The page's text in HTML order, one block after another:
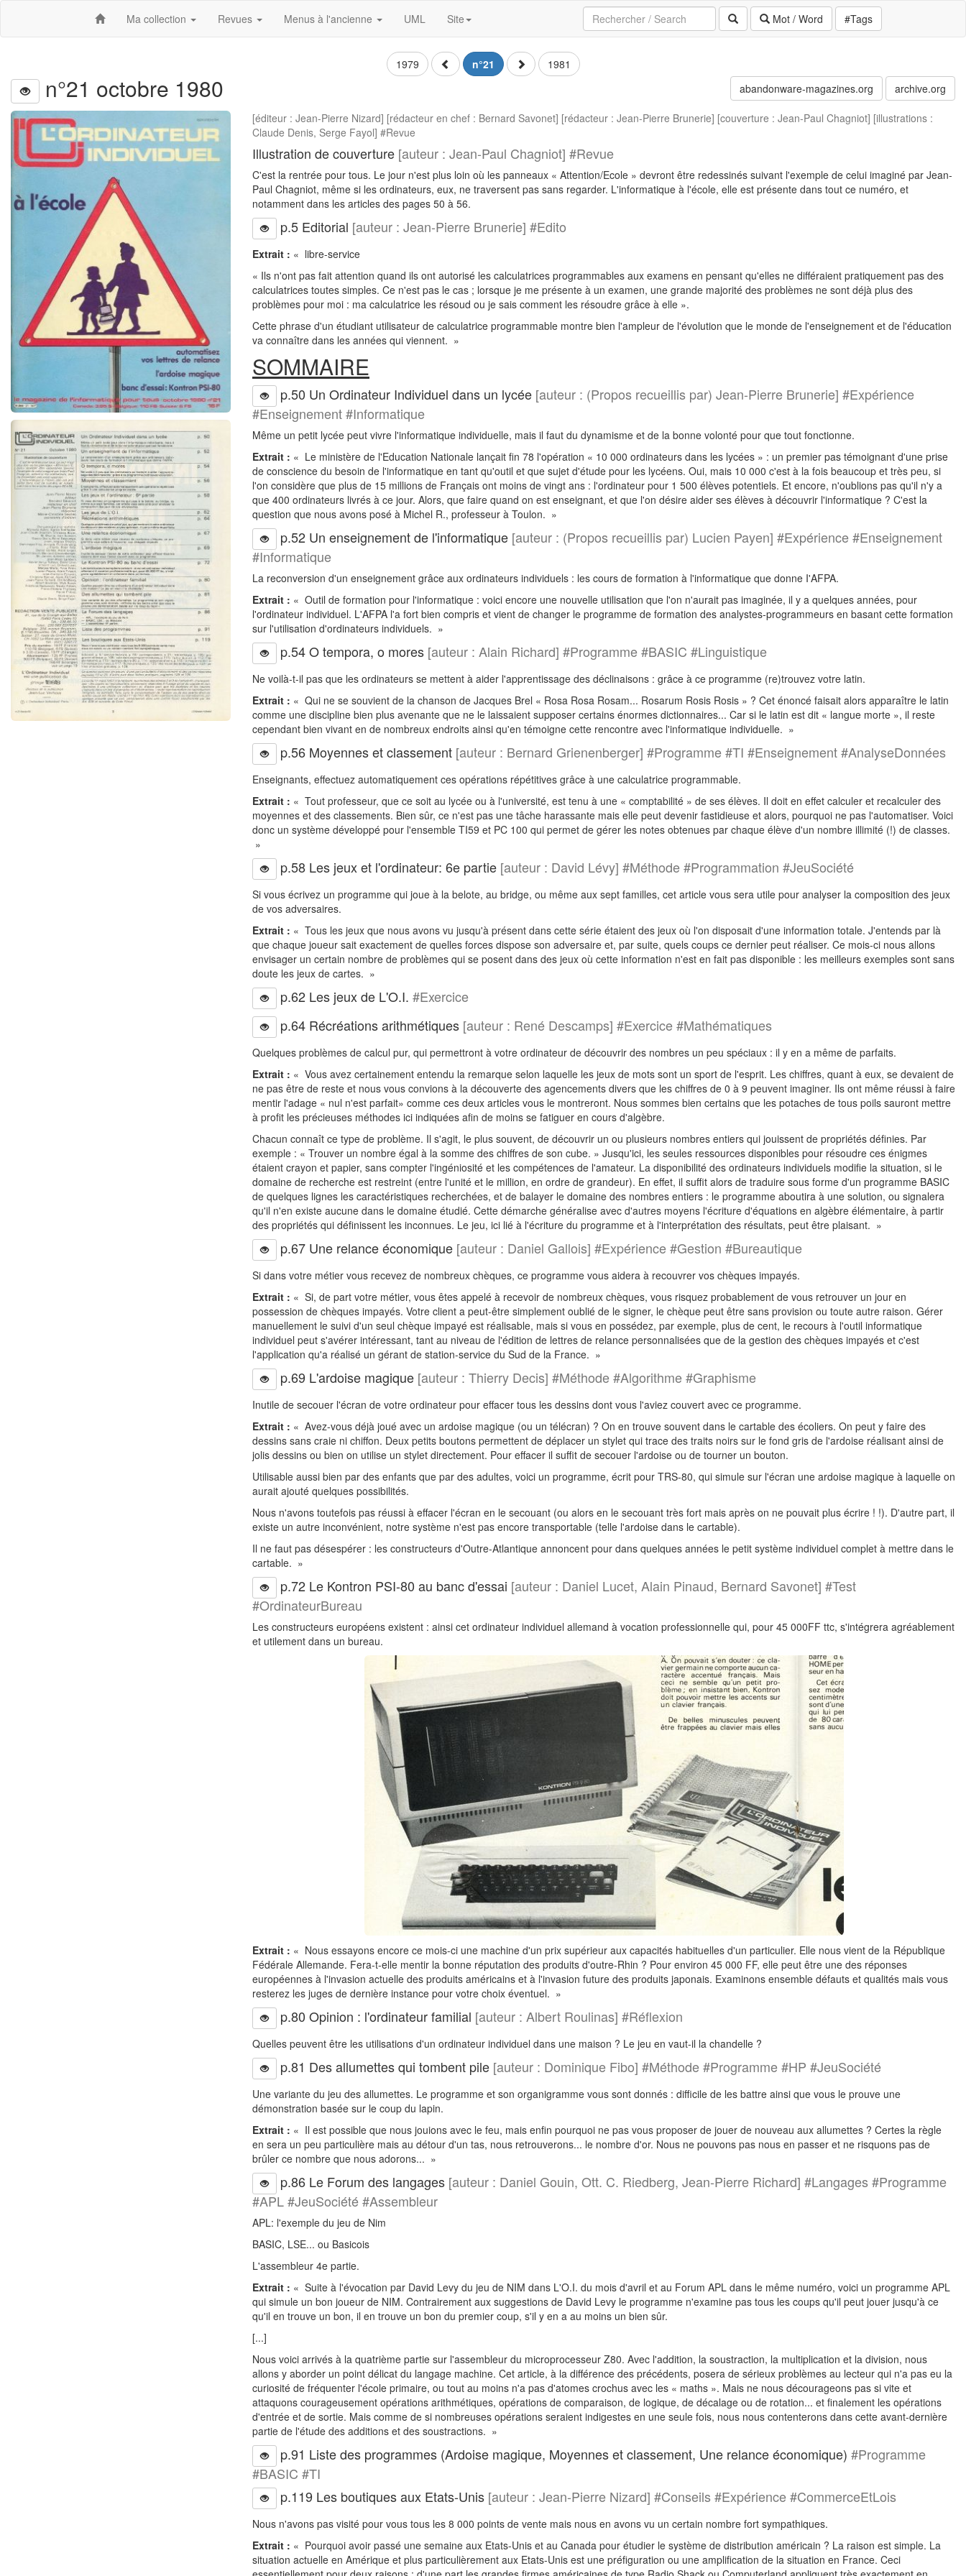
Ma collection Revues Menus à l'ancienne UML Site Mot / Word #Tags
1979 n°21 1981
n°21 octobre 1980 abandonware-magazines.org archive.org
[éditeur : Jean-Pierre Nizard] [rédacteur en chef : Bernard Savonet] [rédacteur : Jean-Pierre Brunerie] [couverture : Jean-Paul Chagniot] [illustrations :
Claude Denis, Serge Fayol] #Revue
Illustration de couverture [auteur : Jean-Paul Chagniot] #Revue
C'est la rentrée pour tous. Le jour n'est plus loin où les panneaux « Attention/Ecole » devront être redessinés suivant l'exemple de celui imaginé par Jean-
Paul Chagniot, même si les ordinateurs, eux, ne traversent pas sans regarder. L'informatique à l'école, elle est présente dans tout ce numéro, et
notamment dans les articles des pages 50 à 56.
p.5 Editorial [auteur : Jean-Pierre Brunerie] #Edito
Extrait : « libre-service
« Ils n'ont pas fait attention quand ils ont autorisé les calculatrices programmables aux examens en pensant qu'elles ne différaient pratiquement pas des
calculatrices toutes simples. Ce n'est pas le cas ; lorsque je me présente à un examen, une grande majorité des problèmes ne sont déjà plus des
problèmes pour moi : ma calculatrice les résoud ou je sais comment les résoudre grâce à elle ».
Cette phrase d'un étudiant utilisateur de calculatrice programmable montre bien l'ampleur de l'évolution que le monde de l'enseignement et de l'éducation
va connaître dans les années qui viennent. »
SOMMAIRE
p.50 Un Ordinateur Individuel dans un lycée [auteur : (Propos recueillis par) Jean-Pierre Brunerie] #Expérience
#Enseignement #Informatique
Même un petit lycée peut vivre l'informatique individuelle, mais il faut du dynamisme et de la bonne volonté pour que tout fonctionne.
Extrait : « Le ministère de l'Education Nationale lançait fin 78 l'opération « 10 000 ordinateurs dans les lycées » : un premier pas témoignant d'une prise
de conscience du besoin de l'informatique en tant qu'outil et que sujet d'étude pour les lycéens. Oui, mais 10 000 c'est à la fois beaucoup et très peu, si
l'on considère que plus de 15 millions de Français ont moins de vingt ans : l'ordinateur pour 1 500 élèves potentiels. Et encore, n'oublions pas qu'il n'y a
que 400 ordinateurs livrés à ce jour. Alors, que faire quand on est enseignant, et que l'on désire aider ses élèves à découvrir l'informatique ? C'est la
question que nous avons posé à Michel R., professeur à Toulon. »
p.52 Un enseignement de l'informatique [auteur : (Propos recueillis par) Lucien Payen] #Expérience #Enseignement
#Informatique
La reconversion d'un enseignement grâce aux ordinateurs individuels : les cours de formation à l'informatique que donne I'AFPA.
Extrait : « Outil de formation pour l'informatique : voici encore une nouvelle utilisation que l'on n'aurait pas imaginée, il y a quelques années, pour
l'ordinateur individuel. L'AFPA l'a fort bien compris et vient de changer le programme de formation des analystes-programmeurs en basant cette formation
sur l'utilisation d'ordinateurs individuels. »
p.54 O tempora, o mores [auteur : Alain Richard] #Programme #BASIC #Linguistique
Ne voilà-t-il pas que les ordinateurs se mettent à aider l'apprentissage des déclinaisons : grâce à ce programme (re)trouvez votre latin.
Extrait : « Qui ne se souvient de la chanson de Jacques Brel « Rosa Rosa Rosam... Rosarum Rosis Rosis » ? Cet énoncé faisait alors apparaître le latin
comme une discipline bien plus avenante que ne le laissaient supposer certains énormes dictionnaires... Car si le latin est dit « langue morte », il reste
cependant bien vivant en de nombreux endroits ainsi qu'en témoigne cette rencontre avec l'informatique individuelle. »
p.56 Moyennes et classement [auteur : Bernard Grienenberger] #Programme #TI #Enseignement #AnalyseDonnées
Enseignants, effectuez automatiquement ces opérations répétitives grâce à une calculatrice programmable.
Extrait : « Tout professeur, que ce soit au lycée ou à l'université, est tenu à une « comptabilité » de ses élèves. Il doit en effet calculer et recalculer des
moyennes et des classements. Bien sûr, ce n'est pas une tâche harassante mais elle peut devenir fastidieuse et alors, pourquoi ne pas l'automatiser. Voici
donc un système développé pour l'ensemble TI59 et PC 100 qui permet de gérer les notes obtenues par chaque élève d'un nombre illimité (!) de classes.
»
p.58 Les jeux et l'ordinateur: 6e partie [auteur : David Lévy] #Méthode #Programmation #JeuSociété
Si vous écrivez un programme qui joue à la belote, au bridge, ou même aux sept familles, cet article vous sera utile pour analyser la composition des jeux
de vos adversaires.
Extrait : « Tous les jeux que nous avons vu jusqu'à présent dans cette série étaient des jeux où l'on disposait d'une information totale. J'entends par là
que chaque joueur sait exactement de quelles forces dispose son adversaire et, par suite, quels coups ce dernier peut réaliser. Ce mois-ci nous allons
envisager un certain nombre de problèmes qui se posent dans des jeux où cette information n'est en fait pas disponible : les meilleurs exemples sont sans
doute les jeux de cartes. »
p.62 Les jeux de L'O.I. #Exercice
p.64 Récréations arithmétiques [auteur : René Descamps] #Exercice #Mathématiques
Quelques problèmes de calcul pur, qui permettront à votre ordinateur de découvrir des nombres un peu spéciaux : il y en a même de parfaits.
Extrait : « Vous avez certainement entendu la remarque selon laquelle les jeux de mots sont un sport de l'esprit. Les chiffres, quant à eux, se devaient de
ne pas être de reste et nous vous convions à la découverte des agencements divers que les chiffres de 0 à 9 peuvent imaginer. Ils ont même réussi à faire
mentir l'adage « nul n'est parfait» comme ces deux articles vous le montreront. Nous sommes bien certains que les potaches de tous poils sauront mettre
à profit les précieuses méthodes ici indiquées afin de moins se fatiguer en cours d'algèbre.
Chacun connaît ce type de problème. Il s'agit, le plus souvent, de découvrir un ou plusieurs nombres entiers qui jouissent de propriétés définies. Par
exemple : « Trouver un nombre égal à la somme des chiffres de son cube. » Jusqu'ici, les seules ressources disponibles pour résoudre ces énigmes
étaient crayon et papier, sans compter l'ingéniosité et les compétences de l'amateur. La disponibilité des ordinateurs individuels modifie la situation, si le
domaine de recherche est restreint (entre l'unité et le million, en ordre de grandeur). En effet, il suffit alors de traduire sous forme d'un programme BASIC
de quelques lignes les caractéristiques recherchées, et de balayer le domaine des nombres entiers : le programme aboutira à une solution, ou signalera
qu'il n'en existe aucune dans le domaine étudié. Cette démarche généralise avec d'autres moyens l'écriture d'équations en algèbre élémentaire, à partir
des propriétés qui définissent les inconnues. Le jeu, ici lié à l'écriture du programme et à l'interprétation des résultats, peut être plaisant. »
p.67 Une relance économique [auteur : Daniel Gallois] #Expérience #Gestion #Bureautique
Si dans votre métier vous recevez de nombreux chèques, ce programme vous aidera à recouvrer vos chèques impayés.
Extrait : « Si, de part votre métier, vous êtes appelé à recevoir de nombreux chèques, vous risquez probablement de vous retrouver un jour en
possession de chèques impayés. Votre client a peut-être simplement oublié de le signer, le chèque peut être sans provision ou toute autre raison. Gérer
manuellement le suivi d'un seul chèque impayé est réalisable, mais si vous en possédez, par exemple, plus de cent, le recours à l'outil informatique
individuel peut s'avérer intéressant, tant au niveau de l'édition de lettres de relance personnalisées que de la gestion des chèques impayés et c'est
l'application qu'a réalisé un gérant de station-service du Sud de la France. »
p.69 L'ardoise magique [auteur : Thierry Decis] #Méthode #Algorithme #Graphisme
Inutile de secouer l'écran de votre ordinateur pour effacer tous les dessins dont vous l'aviez couvert avec ce programme.
Extrait : « Avez-vous déjà joué avec un ardoise magique (ou un télécran) ? On en trouve souvent dans le cartable des écoliers. On peut y faire des
dessins sans craie ni chiffon. Deux petits boutons permettent de déplacer un stylet qui trace des traits noirs sur le fond gris de l'ardoise réalisant ainsi de
jolis dessins ou bien on utilise un stylet directement. Pour effacer il suffit de secouer l'ardoise ou de tourner un bouton.
Utilisable aussi bien par des enfants que par des adultes, voici un programme, écrit pour TRS-80, qui simule sur l'écran une ardoise magique à laquelle on
aurait ajouté quelques possibilités.
Nous n'avons toutefois pas réussi à effacer l'écran en le secouant (ou alors en le secouant très fort mais après on ne pouvait plus écrire ! !). D'autre part, il
existe un autre inconvénient, notre système n'est pas encore transportable (telle l'ardoise dans le cartable).
Il ne faut pas désespérer : les constructeurs d'Outre-Atlantique annoncent pour dans quelques années le petit système individuel complet à mettre dans le
cartable. »
p.72 Le Kontron PSI-80 au banc d'essai [auteur : Daniel Lucet, Alain Pinaud, Bernard Savonet] #Test
#OrdinateurBureau
Les constructeurs européens existent : ainsi cet ordinateur individuel allemand à vocation professionnelle qui, pour 45 000FF ttc, s'intégrera agréablement
et utilement dans un bureau.
Extrait : « Nous essayons encore ce mois-ci une machine d'un prix supérieur aux capacités habituelles d'un particulier. Elle nous vient de la République
Fédérale Allemande. Fera-t-elle mentir la bonne réputation des produits d'outre-Rhin ? Pour environ 45 000 FF, elle peut être une des réponses
européennes à l'invasion actuelle des produits américains et à l'invasion future des produits japonais. Examinons ensemble défauts et qualités mais vous
resterez les juges de dernière instance pour votre choix éventuel. »
p.80 Opinion : l'ordinateur familial [auteur : Albert Roulinas] #Réflexion
Quelles peuvent être les utilisations d'un ordinateur individuel dans une maison ? Le jeu en vaut-il la chandelle ?
p.81 Des allumettes qui tombent pile [auteur : Dominique Fibo] #Méthode #Programme #HP #JeuSociété
Une variante du jeu des allumettes. Le programme et son organigramme vous sont donnés : difficile de les battre ainsi que vous le prouve une
démonstration basée sur le coup du lapin.
Extrait : « Il est possible que nous jouions avec le feu, mais enfin pourquoi ne pas vous proposer de jouer de nouveau aux allumettes ? Certes la règle
en sera un peu particulière mais au détour d'un tas, nous retrouverons... le nombre d'or. Nous ne pouvons pas nous en passer et ne risquons pas de
brûler ce nombre que nous adorons... »
p.86 Le Forum des langages [auteur : Daniel Gouin, Ott. C. Riedberg, Jean-Pierre Richard] #Langages #Programme
#APL #JeuSociété #Assembleur
APL: l'exemple du jeu de Nim
BASIC, LSE... ou Basicois
L'assembleur 4e partie.
Extrait : « Suite à l'évocation par David Levy du jeu de NIM dans L'O.I. du mois d'avril et au Forum APL dans le même numéro, voici un programme APL
qui simule un bon joueur de NIM. Contrairement aux suggestions de David Levy le programme n'examine pas tous les coups qu'il peut jouer jusqu'à ce
qu'il en trouve un bon, il en trouve un bon du premier coup, s'il y en a au moins un bien sûr.
[...]
Nous voici arrivés à la quatrième partie sur l'assembleur du microprocesseur Z80. Avec l'addition, la soustraction, la multiplication et la division, nous
allons y aborder un point délicat du langage machine. Cet article, à la différence des précédents, posera de sérieux problèmes au lecteur qui n'a pas eu la
curiosité de fréquenter l'école primaire, ou tout au moins n'a pas d'atomes crochus avec les « maths ». Mais ne nous décourageons pas si vite et
attaquons courageusement opérations arithmétiques, opérations de comparaison, de logique, de décalage ou de rotation... et finalement les opérations
d'entrée et de sortie. Mais comme de si nombreuses opérations seraient indigestes en une seule fois, nous nous contenterons dans cette avant-dernière
partie de l'étude des additions et des soustractions. »
p.91 Liste des programmes (Ardoise magique, Moyennes et classement, Une relance économique) #Programme
#BASIC #TI
p.119 Les boutiques aux Etats-Unis [auteur : Jean-Pierre Nizard] #Conseils #Expérience #CommerceEtLois
Nous n'avons pas visité pour vous tous les 8 000 points de vente mais nous en avons vu un certain nombre fort sympathiques.
Extrait : « Pourquoi avoir passé une semaine aux Etats-Unis et au Canada pour étudier le système de distribution américain ? La raison est simple. La
situation actuelle en Amérique et plus particulièrement aux Etats-Unis est une préfiguration ou une amplification de la situation en France. Ceci